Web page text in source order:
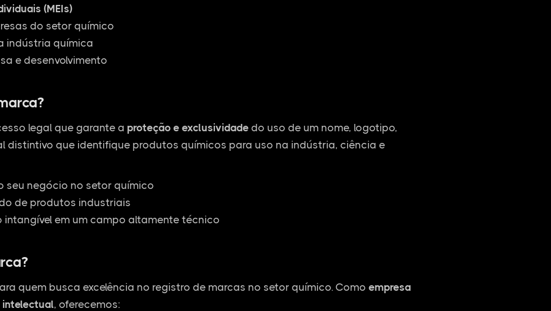
(MEIs)
do setor químico
indústria química
e desenvolvimento
legal que garante a proteção e exclusividadedo uso de um nome, logotipo,
distintivo que identifique produtos químicos para uso na indústria, ciência e
seu negócio no setor químico
de produtos industriais
intangível em um campo altamente técnico
quem busca excelência no registro de marcas no setor químico. Como empresa
intelectual, oferecemos: